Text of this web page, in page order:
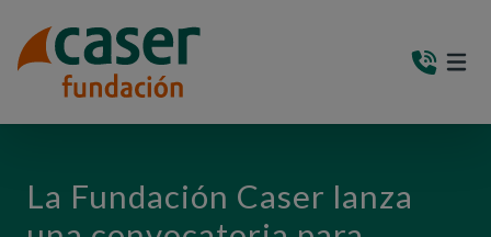
La Fundación Caser lanza